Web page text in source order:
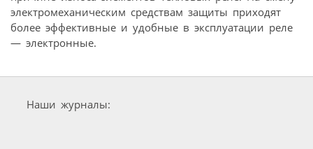
электромеханическим средствам защиты приходят
более эффективные и удобные в эксплуатации реле
— электронные.
Наши журналы: